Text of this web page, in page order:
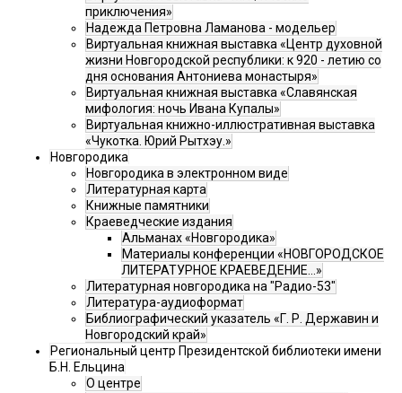
приключения»
Надежда Петровна Ламанова - модельер
Виртуальная книжная выставка «Центр духовной
жизни Новгородской республики: к 920 - летию со
дня основания Антониева монастыря»
Виртуальная книжная выставка «Славянская
мифология: ночь Ивана Купалы»
Виртуальная книжно-иллюстративная выставка
«Чукотка. Юрий Рытхэу.»
Новгородика
Новгородика в электронном виде
Литературная карта
Книжные памятники
Краеведческие издания
Альманах «Новгородика»
Материалы конференции «НОВГОРОДСКОЕ
ЛИТЕРАТУРНОЕ КРАЕВЕДЕНИЕ...»
Литературная новгородика на "Радио-53"
Литература-аудиоформат
Библиографический указатель «Г. Р. Державин и
Новгородский край»
Региональный центр Президентской библиотеки имени
Б.Н. Ельцина
О центре